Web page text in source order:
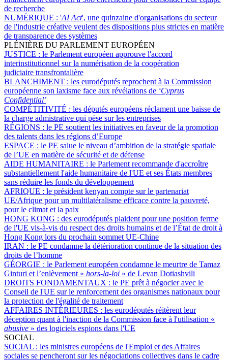
de recherche
NUMÉRIQUE : 'AI Act', une quinzaine d'organisations du secteur
de l'industrie créative veulent des dispositions plus strictes en matière
de transparence des systèmes
PLÉNIÈRE DU PARLEMENT EUROPÉEN
JUSTICE : le Parlement européen approuve l'accord
interinstitutionnel sur la numérisation de la coopération
judiciaire transfrontalière
BLANCHIMENT : les eurodéputés reprochent à la Commission
européenne son laxisme face aux révélations de ‘Cyprus
Confidential’
COMPÉTITIVITÉ : les députés européens réclament une baisse de
la charge admistrative qui pèse sur les entreprises
RÉGIONS : le PE soutient les initiatives en faveur de la promotion
des talents dans les régions d’Europe
ESPACE : le PE salue le niveau d’ambition de la stratégie spatiale
de l’UE en matière de sécurité et de défense
AIDE HUMANITAIRE : le Parlement recommande d'accroître
substantiellement l'aide humanitaire de l'UE et ses États membres
sans réduire les fonds du développement
AFRIQUE : le président kenyan compte sur le partenariat
UE/Afrique pour un multilatéralisme efficace contre la pauvreté,
pour le climat et la paix
HONG KONG : des eurodéputés plaident pour une position ferme
de l'UE vis-à-vis du respect des droits humains et de l’État de droit à
Hong Kong lors du prochain sommet UE-Chine
IRAN : le PE condamne la détérioration continue de la situation des
droits de l’homme
GÉORGIE : le Parlement européen condamne le meurtre de Tamaz
Ginturi et l’enlèvement « hors-la-loi » de Levan Dotiashvili
DROITS FONDAMENTAUX : le PE prêt à négocier avec le
Conseil de l'UE sur le renforcement des organismes nationaux pour
la protection de l'égalité de traitement
AFFAIRES INTÉRIEURES : les eurodéputés réitèrent leur
déception quant à l'inaction de la Commission face à l'utilisation «
abusive » des logiciels espions dans l'UE
SOCIAL
SOCIAL : les ministres européens de l'Emploi et des Affaires
sociales se pencheront sur les négociations collectives dans le cadre